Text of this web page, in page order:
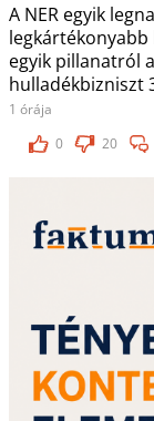
A NER egyik
legkártékonyabb
egyik pillanatról
hulladékbizniszt
1 órája
0
20